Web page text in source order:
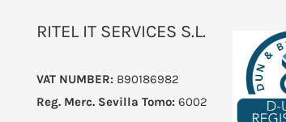
RITEL IT SERVICES S.L.
VAT NUMBER:B90186982
Reg. Merc. Sevilla Tomo:6002